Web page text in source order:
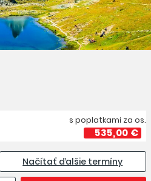
s poplatkami za os.
535,00 €
Načítať ďalšie termíny